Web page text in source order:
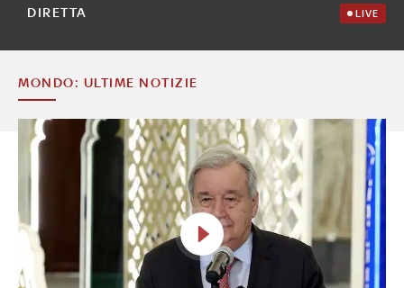
DIRETTA LIVE
MONDO: ULTIME NOTIZIE